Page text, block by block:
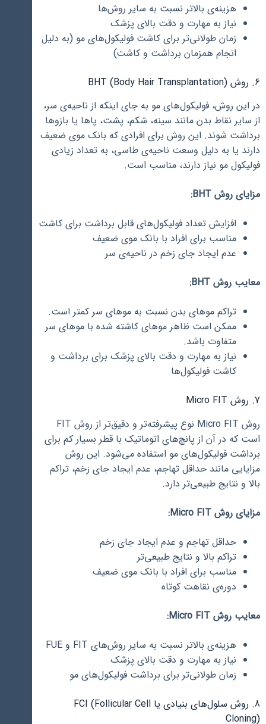
هزینه‌ی بالاتر نسبت به سایر روش‌ها
نیاز به مهارت و دقت بالای پزشک
زمان طولانی‌تر برای کاشت فولیکول‌های مو (به دلیل
انجام همزمان برداشت و کاشت)
6. روش BHT (Body Hair Transplantation)
در این روش، فولیکول‌های مو به جای اینکه از ناحیه‌ی سر،
از سایر نقاط بدن مانند سینه، شکم، پشت، پاها یا بازوها
برداشت شوند. این روش برای افرادی که بانک موی ضعیف
دارند یا به دلیل وسعت ناحیه‌ی طاسی، به تعداد زیادی
فولیکول مو نیاز دارند، مناسب است.
مزایای روش BHT:
افزایش تعداد فولیکول‌های قابل برداشت برای کاشت
مناسب برای افراد با بانک موی ضعیف
عدم ایجاد جای زخم در ناحیه‌ی سر
معایب روش BHT:
تراکم موهای بدن نسبت به موهای سر کمتر است.
ممکن است ظاهر موهای کاشته شده با موهای سر
متفاوت باشد.
نیاز به مهارت و دقت بالای پزشک برای برداشت و
کاشت فولیکول‌ها
7. روش Micro FIT
روش Micro FIT نوع پیشرفته‌تر و دقیق‌تر از روش FIT
است که در آن از پانچ‌های اتوماتیک با قطر بسیار کم برای
برداشت فولیکول‌های مو استفاده می‌شود. این روش
مزایایی مانند حداقل تهاجم، عدم ایجاد جای زخم، تراکم
بالا و نتایج طبیعی‌تر دارد.
مزایای روش Micro FIT:
حداقل تهاجم و عدم ایجاد جای زخم
تراکم بالا و نتایج طبیعی‌تر
مناسب برای افراد با بانک موی ضعیف
دوره‌ی نقاهت کوتاه
معایب روش Micro FIT:
هزینه‌ی بالاتر نسبت به سایر روش‌های FIT و FUE
نیاز به مهارت و دقت بالای پزشک
زمان طولانی‌تر برای برداشت فولیکول‌های مو
8. روش سلول‌های بنیادی یا FCI (Follicular Cell
Cloning)